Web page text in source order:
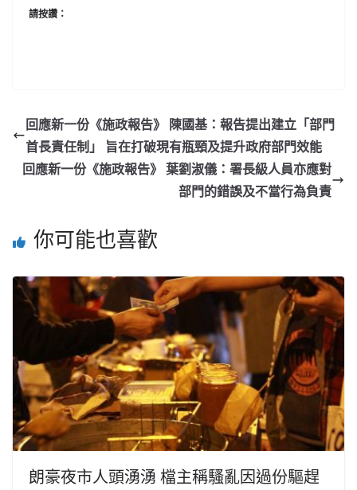
請按讚：
回應新一份《施政報告》 陳國基：報告提出建立「部門
首長責任制」 旨在打破現有瓶頸及提升政府部門效能
回應新一份《施政報告》 葉劉淑儀：署長級人員亦應對
部門的錯誤及不當行為負責
你可能也喜歡
朗豪夜市人頭湧湧 檔主稱騷亂因過份驅趕